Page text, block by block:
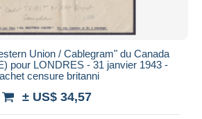
Union / Cablegram" du Canada
pour LONDRES - 31 janvier 1943 -
censure britanni
± US$ 34,57